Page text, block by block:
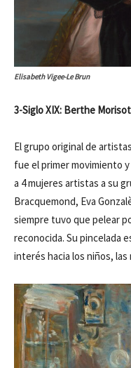
Elisabeth Vigee-Le Brun
3-Siglo XIX: Berthe Morisot
El grupo original de
fue el primer movimiento
a 4 mujeres artistas a su
Bracquemond, Eva
siempre tuvo que pelear
reconocida. Su pincelada
interés hacia los niños,